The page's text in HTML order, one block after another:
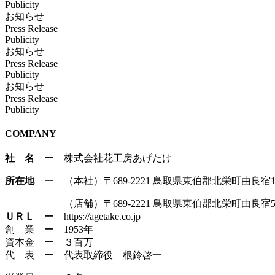
Publicity
お知らせ
Press Release
Publicity
お知らせ
Press Release
Publicity
お知らせ
Press Release
Publicity
COMPANY
社 名 ー 株式会社花工房あげたけ
所在地ー （本社）〒689-2221 鳥取県東伯郡北栄町由良宿
（店舗）〒689-2221 鳥取県東伯郡北栄町由良宿
ＵＲＬ
ー https://agetake.co.jp
創 業 ー 1953年
資本金 ー ３百万
代 表 ー 代表取締役 根鈴啓一